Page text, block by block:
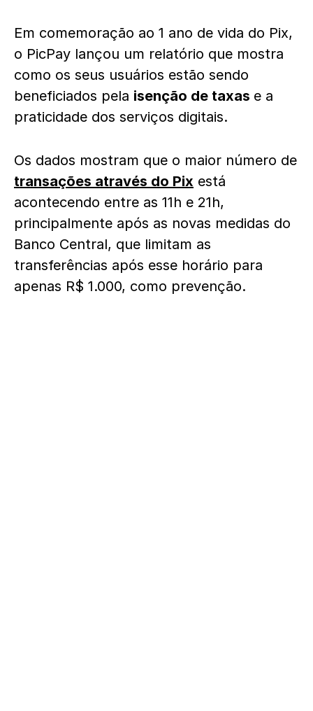
Em comemoração ao 1 ano de vida do Pix,
o PicPay lançou um relatório que mostra
como os seus usuários estão sendo
beneficiados pela isenção de taxas e a
praticidade dos serviços digitais.
Os dados mostram que o maior número de
transações através do Pix está
acontecendo entre as 11h e 21h,
principalmente após as novas medidas do
Banco Central, que limitam as
transferências após esse horário para
apenas R$ 1.000, como prevenção.